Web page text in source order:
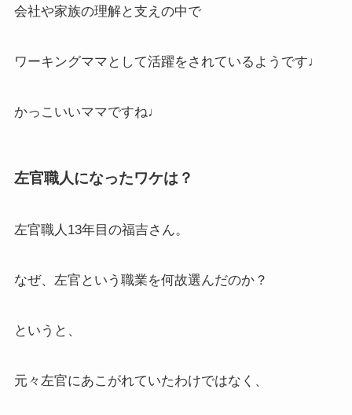
会社や家族の理解と支えの中で
ワーキングママとして活躍をされているようです♩
かっこいいママですね♩
左官職人になったワケは？
左官職人13年目の福吉さん。
なぜ、左官という職業を何故選んだのか？
というと、
元々左官にあこがれていたわけではなく、